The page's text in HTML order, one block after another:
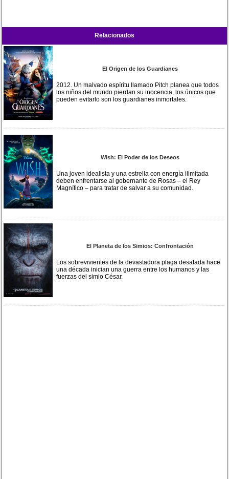
Relacionados
El Origen de los Guardianes
2012. Un malvado espíritu llamado Pitch planea que todos
los niños del mundo pierdan su inocencia, los únicos que
pueden evitarlo son los guardianes inmortales.
Wish: El Poder de los Deseos
Una joven idealista y una estrella con energía ilimitada
deben enfrentarse al gobernante de Rosas – el Rey
Magnífico – para tratar de salvar a su comunidad.
El Planeta de los Simios: Confrontación
Los sobrevivientes de la devastadora plaga desatada hace
una década inician una guerra entre los humanos y las
fuerzas del simio César.